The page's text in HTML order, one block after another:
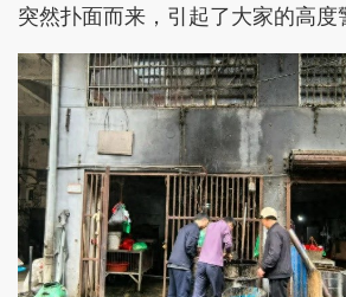
突然扑面而来，引起了大家的高度